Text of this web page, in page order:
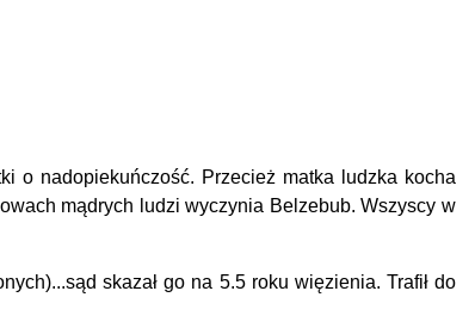
o nadopiekuńczość. Przecież matka ludzka kocha
mądrych ludzi wyczynia Belzebub. Wszyscy w
skazał go na 5.5 roku więzienia. Trafił do